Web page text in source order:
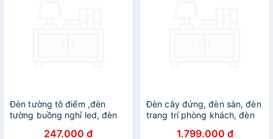
Đèn tường tô điểm ,đèn
tường buồng nghỉ led, đèn
LED trang trí, đèn treo tường
247.000 đ
Đèn cây đứng, đèn sàn, đèn
trang trí phòng khách, đèn
màu đen, hàng chính hãng
1.799.000 đ